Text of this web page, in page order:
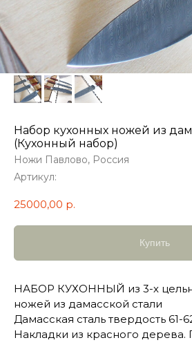
Набор кухонных ножей из
(Кухонный набор)
Ножи Павлово, Россия
Артикул:
25000,00 р.
Купить
НАБОР КУХОННЫЙ из 3-х
ножей из дамасской стали
Дамасская сталь твердость 61-
Накладки из красного дерева.